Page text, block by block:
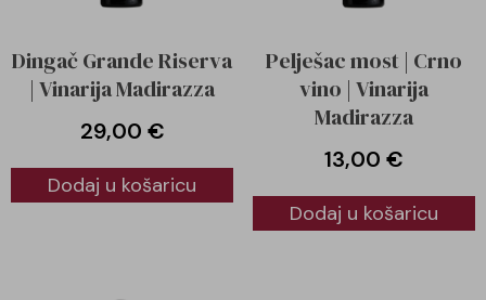
Dingač Grande Riserva
| Vinarija Madirazza
29,00 €
Dodaj u košaricu
Pelješac most | Crno
vino | Vinarija
Madirazza
13,00 €
Dodaj u košaricu